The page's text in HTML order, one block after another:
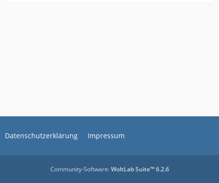
Datenschutzerklärung Impressum
Community-Software:WoltLab Suite™ 6.2.6